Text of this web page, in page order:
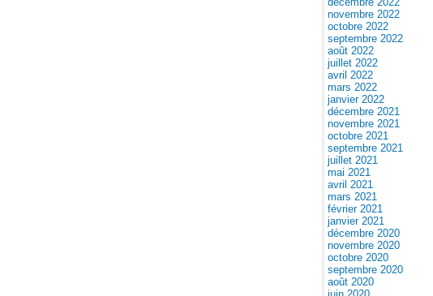
novembre 2022
octobre 2022
septembre 2022
août 2022
juillet 2022
avril 2022
mars 2022
janvier 2022
décembre 2021
novembre 2021
octobre 2021
septembre 2021
juillet 2021
mai 2021
avril 2021
mars 2021
février 2021
janvier 2021
décembre 2020
novembre 2020
octobre 2020
septembre 2020
août 2020